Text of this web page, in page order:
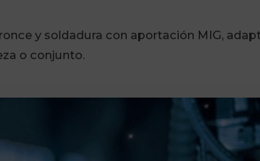
y soldadura con aportación MIG,
o conjunto.